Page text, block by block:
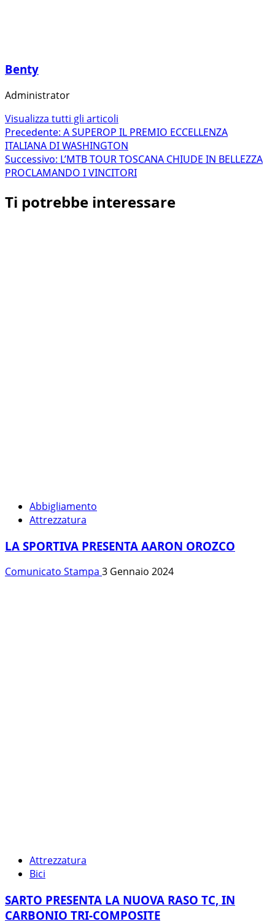
Benty
Administrator
Visualizza tutti gli articoli
Navigazione
articolo
Precedente: A SUPEROP IL PREMIO ECCELLENZA
ITALIANA DI WASHINGTON
Successivo: L’MTB TOUR TOSCANA CHIUDE IN BELLEZZA
PROCLAMANDO I VINCITORI
Ti potrebbe interessare
Abbigliamento
Attrezzatura
LA SPORTIVA PRESENTA AARON OROZCO
Comunicato Stampa 3 Gennaio 2024
Attrezzatura
Bici
SARTO PRESENTA LA NUOVA RASO TC, IN
CARBONIO TRI-COMPOSITE